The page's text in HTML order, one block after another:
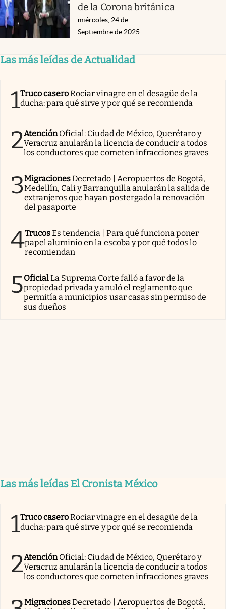
de la Corona británica
miércoles, 24 de
Septiembre de 2025
Las más leídas de Actualidad
1Truco caseroRociar vinagre en el desagüe de la
ducha: para qué sirve y por qué se recomienda
2AtenciónOficial: Ciudad de México, Querétaro y
Veracruz anularán la licencia de conducir a todos
los conductores que cometen infracciones graves
3MigracionesDecretado | Aeropuertos de Bogotá,
Medellín, Cali y Barranquilla anularán la salida de
extranjeros que hayan postergado la renovación
del pasaporte
4TrucosEs tendencia | Para qué funciona poner
papel aluminio en la escoba y por qué todos lo
recomiendan
5OficialLa Suprema Corte falló a favor de la
propiedad privada y anuló el reglamento que
permitía a municipios usar casas sin permiso de
sus dueños
Las más leídas El Cronista México
1Truco caseroRociar vinagre en el desagüe de la
ducha: para qué sirve y por qué se recomienda
2AtenciónOficial: Ciudad de México, Querétaro y
Veracruz anularán la licencia de conducir a todos
los conductores que cometen infracciones graves
MigracionesDecretado | Aeropuertos de Bogotá,